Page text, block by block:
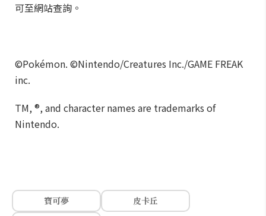
可至網站查詢。
©Pokémon. ©Nintendo/Creatures Inc./GAME FREAK
inc.
TM, ®, and character names are trademarks of
Nintendo.
寶可夢
皮卡丘